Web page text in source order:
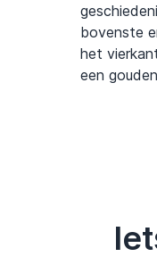
bovenste
het
een